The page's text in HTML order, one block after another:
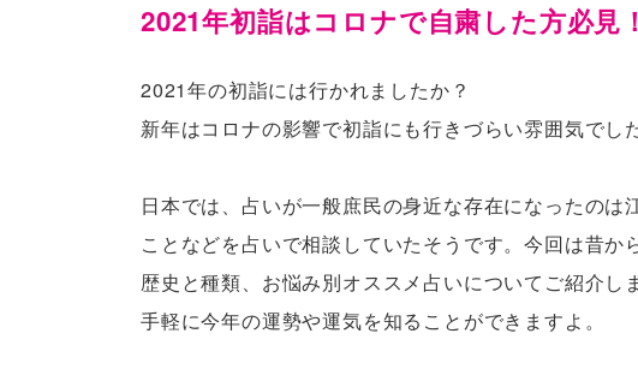
2021年初詣はコロナで自粛した方必見！
2021年の初詣には行かれましたか？
新年はコロナの影響で初詣にも行きづらい雰囲気でした
日本では、占いが一般庶民の身近な存在になったの
ことなどを占いで相談していたそうです。今回は昔
歴史と種類、お悩み別オススメ占いについてご紹介
手軽に今年の運勢や運気を知ることができますよ。